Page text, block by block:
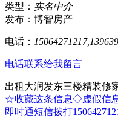
类型： 实名中介
发布：博智房产
电话：
电话联系给我留言
出租大润发东三楼精装修
☆收藏这条信息◇虚假信
即时通短信拨打